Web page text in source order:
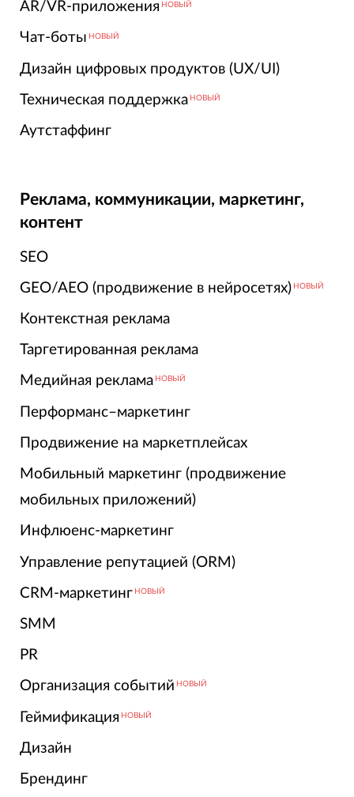
AR/VR-приложения НОВЫЙ
Чат-боты НОВЫЙ
Дизайн цифровых продуктов (UX/UI)
Техническая поддержка НОВЫЙ
Аутстаффинг
Реклама, коммуникации, маркетинг,
контент
SEO
GEO/AEO (продвижение в нейросетях) НОВЫЙ
Контекстная реклама
Таргетированная реклама
Медийная реклама НОВЫЙ
Перформанс–маркетинг
Продвижение на маркетплейсах
Мобильный маркетинг (продвижение
мобильных приложений)
Инфлюенс-маркетинг
Управление репутацией (ORM)
CRM-маркетинг НОВЫЙ
SMM
PR
Организация событий НОВЫЙ
Геймификация НОВЫЙ
Дизайн
Брендинг